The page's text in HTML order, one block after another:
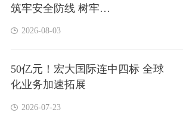
筑牢安全防线 树牢…
2026-08-03
50亿元！宏大国际连中四标 全球
化业务加速拓展
2026-07-23